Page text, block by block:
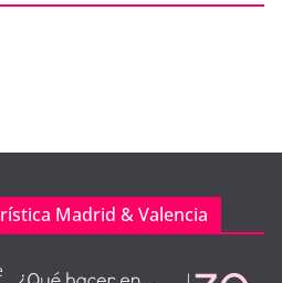
Madrid & Valencia